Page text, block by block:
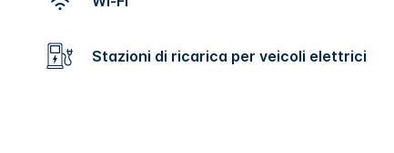
Stazioni di ricarica per veicoli elettrici